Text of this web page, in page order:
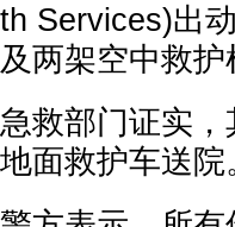
th Services)出
及两架空中救护
急救部门证实
地面救护车送院